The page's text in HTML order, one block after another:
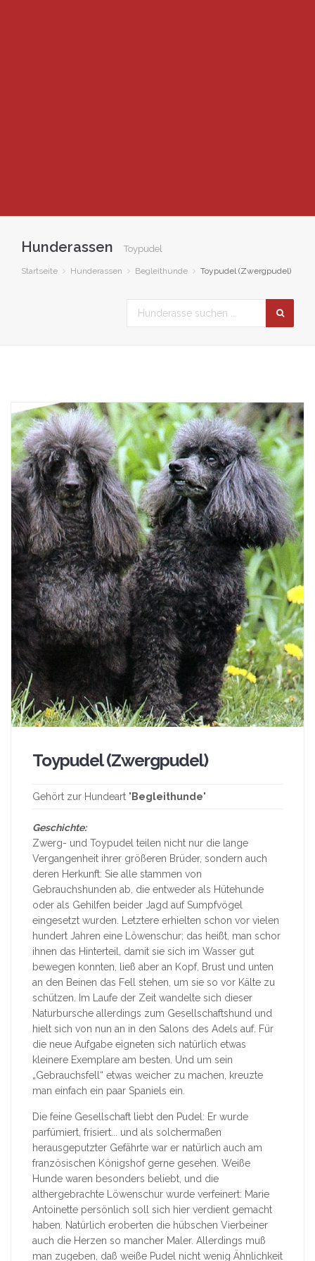
Hunderassen Toypudel
Startseite Hunderassen Begleithunde Toypudel (Zwergpudel)
Toypudel (Zwergpudel)
Gehört zur Hundeart " Begleithunde"
Geschichte:
Zwerg- und Toypudel teilen nicht nur die lange
Vergangenheit ihrer größeren Brüder, sondern auch
deren Herkunft: Sie alle stammen von
Gebrauchshunden ab, die entweder als Hütehunde
oder als Gehilfen beider Jagd auf Sumpfvögel
eingesetzt wurden. Letztere erhielten schon vor vielen
hundert Jahren eine Löwenschur; das heißt, man schor
ihnen das Hinterteil, damit sie sich im Wasser gut
bewegen konnten, ließ aber an Kopf, Brust und unten
an den Beinen das Fell stehen, um sie so vor Kälte zu
schützen. Im Laufe der Zeit wandelte sich dieser
Naturbursche allerdings zum Gesellschaftshund und
hielt sich von nun an in den Salons des Adels auf. Für
die neue Aufgabe eigneten sich natürlich etwas
kleinere Exemplare am besten. Und um sein
„Gebrauchsfell“ etwas weicher zu machen, kreuzte
man einfach ein paar Spaniels ein.
Die feine Gesellschaft liebt den Pudel: Er wurde
parfümiert, frisiert... und als solchermaßen
herausgeputzter Gefährte war er natürlich auch am
französischen Königshof gerne gesehen. Weiße
Hunde waren besonders beliebt, und die
althergebrachte Löwenschur wurde verfeinert: Marie
Antoinette persönlich soll sich hier verdient gemacht
haben. Natürlich eroberten die hübschen Vierbeiner
auch die Herzen so mancher Maler. Allerdings muß
man zugeben, daß weiße Pudel nicht wenig Ähnlichkeit